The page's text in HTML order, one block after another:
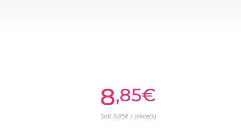
8,85€
Soit 8,85€ / pièce(s)